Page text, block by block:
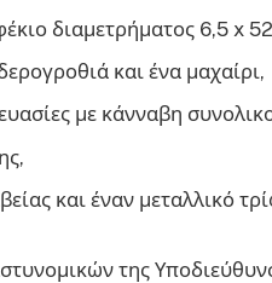
διαμετρήματος 6,5 x
και ένα μαχαίρι,
με κάνναβη
και έναν μεταλλικό
της